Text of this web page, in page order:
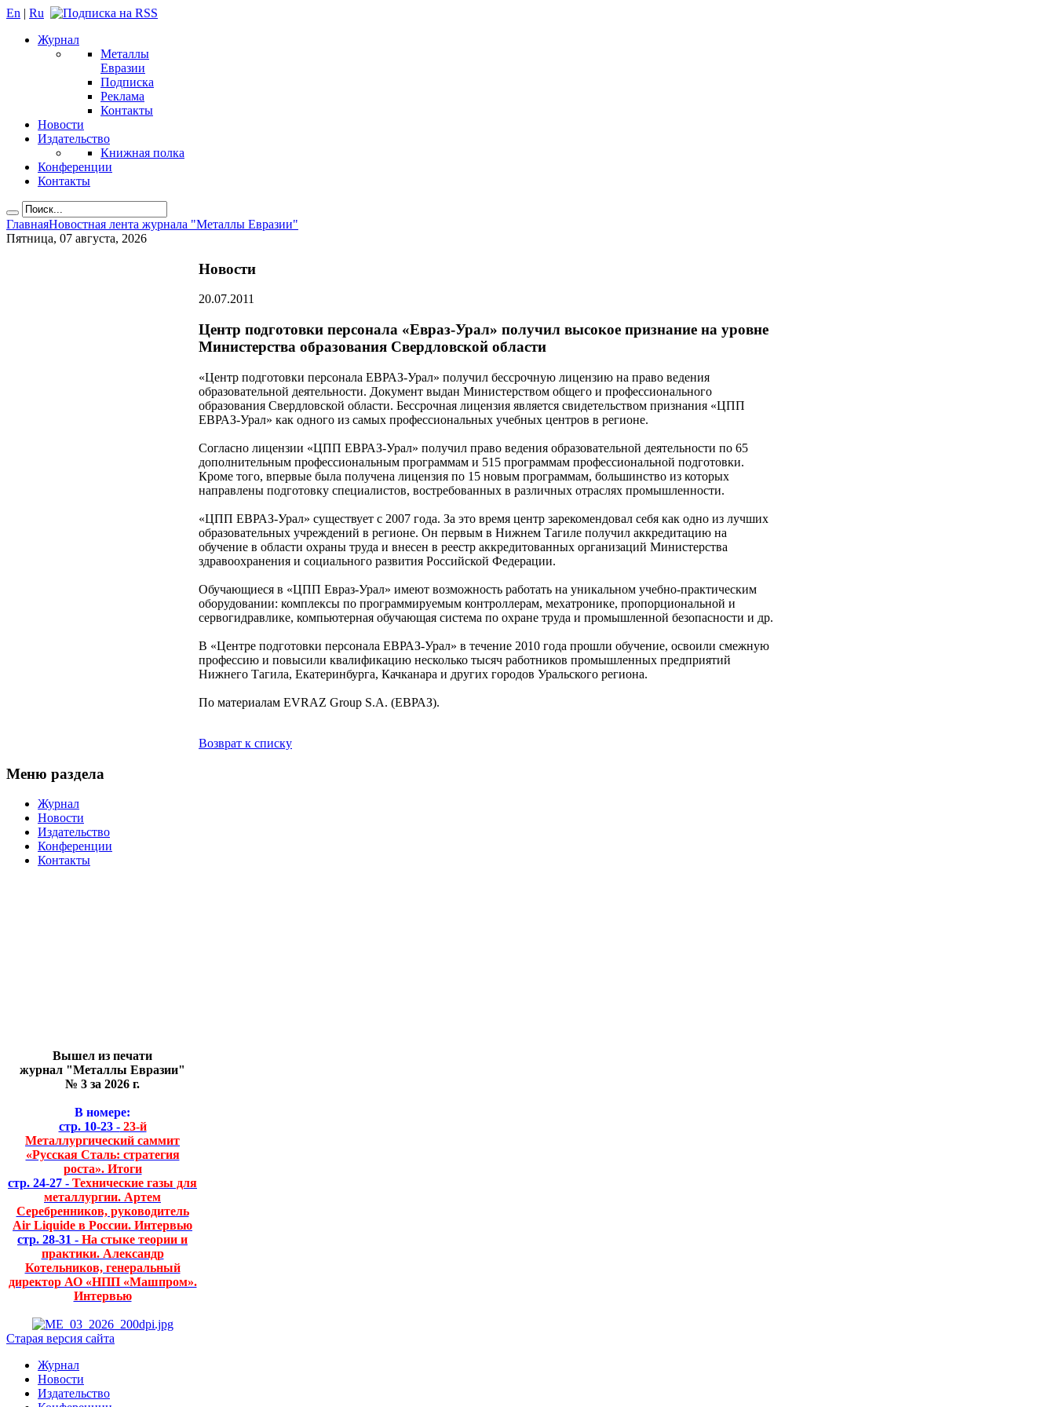
En | Ru
Журнал
Металлы
Евразии
Подписка
Реклама
Контакты
Новости
Издательство
Книжная полка
Конференции
Контакты
ГлавнаяНовостная лента журнала "Металлы Евразии"
Пятница, 07 августа, 2026
Новости
20.07.2011
Центр подготовки персонала «Евраз-Урал» получил высокое признание на уровне
Министерства образования Свердловской области
«Центр подготовки персонала ЕВРАЗ-Урал» получил бессрочную лицензию на право ведения
образовательной деятельности. Документ выдан Министерством общего и профессионального
образования Свердловской области. Бессрочная лицензия является свидетельством признания «ЦПП
ЕВРАЗ-Урал» как одного из самых профессиональных учебных центров в регионе.
Согласно лицензии «ЦПП ЕВРАЗ-Урал» получил право ведения образовательной деятельности по 65
дополнительным профессиональным программам и 515 программам профессиональной подготовки.
Кроме того, впервые была получена лицензия по 15 новым программам, большинство из которых
направлены подготовку специалистов, востребованных в различных отраслях промышленности.
«ЦПП ЕВРАЗ-Урал» существует с 2007 года. За это время центр зарекомендовал себя как одно из лучших
образовательных учреждений в регионе. Он первым в Нижнем Тагиле получил аккредитацию на
обучение в области охраны труда и внесен в реестр аккредитованных организаций Министерства
здравоохранения и социального развития Российской Федерации.
Обучающиеся в «ЦПП Евраз-Урал» имеют возможность работать на уникальном учебно-практическим
оборудовании: комплексы по программируемым контроллерам, мехатронике, пропорциональной и
сервогидравлике, компьютерная обучающая система по охране труда и промышленной безопасности и др.
В «Центре подготовки персонала ЕВРАЗ-Урал» в течение 2010 года прошли обучение, освоили смежную
профессию и повысили квалификацию несколько тысяч работников промышленных предприятий
Нижнего Тагила, Екатеринбурга, Качканара и других городов Уральского региона.
По материалам EVRAZ Group S.A. (ЕВРАЗ).
Возврат к списку
Меню раздела
Журнал
Новости
Издательство
Конференции
Контакты
Вышел из печати
журнал "Металлы Евразии"
№ 3 за 2026 г.
В номере:
стр. 10-23 -23-й
Металлургический саммит
«Русская Сталь: стратегия
роста». Итоги
стр. 24-27 - Технические газы для
металлургии. Артем
Серебренников, руководитель
Air Liquide в России. Интервью
стр. 28-31 - На стыке теории и
практики. Александр
Котельников, генеральный
директор АО «НПП «Машпром».
Интервью
Старая версия сайта
Журнал
Новости
Издательство